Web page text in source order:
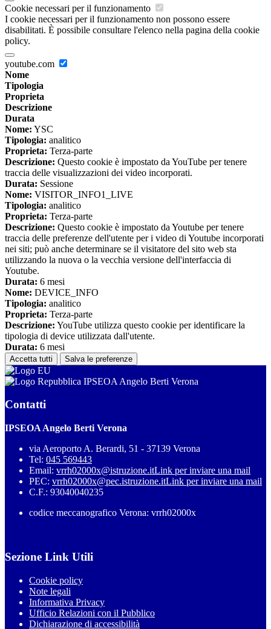
Cookie necessari per il funzionamento
I cookie necessari per il funzionamento non possono essere
disabilitati. È possibile consultare l'elenco nella pagina della cookie
policy.
youtube.com
Nome
Tipologia
Proprieta
Descrizione
Durata
Nome: YSC
Tipologia: analitico
Proprieta: Terza-parte
Descrizione: Questo cookie è impostato da YouTube per tenere
traccia delle visualizzazioni dei video incorporati.
Durata: Sessione
Nome: VISITOR_INFO1_LIVE
Tipologia: analitico
Proprieta: Terza-parte
Descrizione: Questo cookie è impostato da Youtube per tenere
traccia delle preferenze dell'utente per i video di Youtube incorporati
nei siti; può anche determinare se il visitatore del sito web sta
utilizzando la nuova o la vecchia versione dell'interfaccia di
Youtube.
Durata: 6 mesi
Nome: DEVICE_INFO
Tipologia: analitico
Proprieta: Terza-parte
Descrizione: YouTube utilizza questo cookie per identificare la
tipologia di device utilizzata dall'utente.
Durata: 6 mesi
Accetta tutti Salva le preferenze
IPSEOA Angelo Berti Verona
Contatti
IPSEOA Angelo Berti Verona
via Aeroporto A. Berardi, 51 - 37139 Verona
Tel: 045 569443
Email: vrrh02000x@istruzione.itLink per inviare una mail
PEC: vrrh02000x@pec.istruzione.itLink per inviare una mail
C.F.: 93040040235
codice meccanografico Verona: vrrh02000x
Sezione Link Utili
Cookie policy
Note legali
Informativa Privacy
Ufficio Relazioni con il Pubblico
Dichiarazione di accessibilità